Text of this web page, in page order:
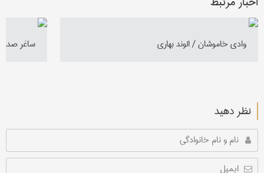
وادی خاموشان / الوند بهاری ساغر
نظر دهید